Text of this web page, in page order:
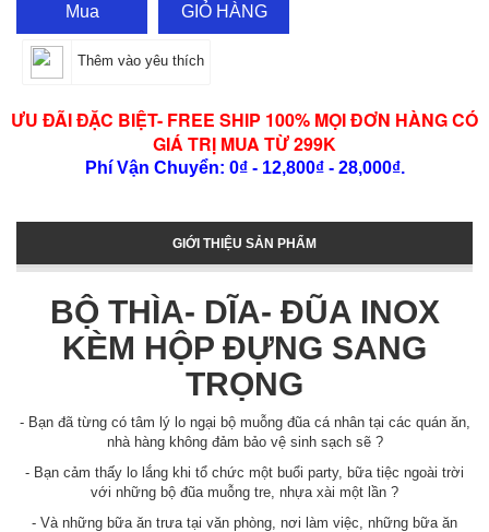
Mua GIỎ HÀNG
Thêm vào yêu thích
ƯU ĐÃI ĐẶC BIỆT- FREE SHIP 100% MỌI ĐƠN HÀNG CÓ
GIÁ TRỊ MUA TỪ 299K
Phí Vận Chuyển: 0₫ - 12,800₫ - 28,000₫.
GIỚI THIỆU SẢN PHẨM
BỘ THÌA- DĨA- ĐŨA INOX
KÈM HỘP ĐỰNG SANG
TRỌNG
- Bạn đã từng có tâm lý lo ngại bộ muỗng đũa cá nhân tại các quán ăn,
nhà hàng không đảm bảo vệ sinh sạch sẽ ?
- Bạn cảm thấy lo lắng khi tổ chức một buổi party, bữa tiệc ngoài trời
với những bộ đũa muỗng tre, nhựa xài một lần ?
- Và những bữa ăn trưa tại văn phòng, nơi làm việc, những bữa ăn